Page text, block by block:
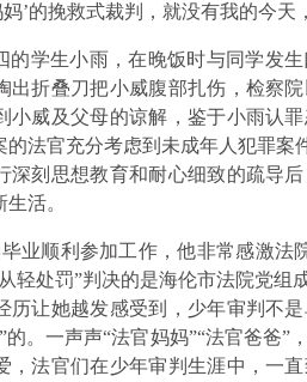
’的挽救式裁判，就没有我的今
的学生小雨，在晚饭时与同学发
出折叠刀把小威腹部扎伤，检察
小威及父母的谅解，鉴于小雨认
法官充分考虑到未成年人犯罪案
深刻思想教育和耐心细致的疏导
活。
业顺利参加工作，他非常感激法
轻处罚”判决的是海伦市法院党组
历让她越发感受到，少年审判不
的。一声声“法官妈妈”“法官爸爸
，法官们在少年审判生涯中，一